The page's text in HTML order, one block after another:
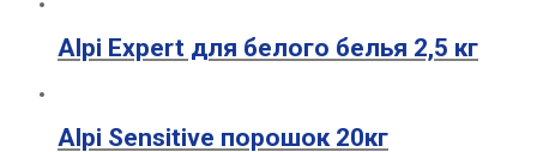
Alpi Expert для белого белья 2,5 кг
Alpi Sensitive порошок 20кг